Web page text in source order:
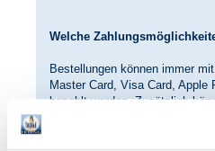
Welche
Bestellungen können immer
Master Card, Visa Card, Apple
bezahlt werden. Zusätzlich
postalisch versandt werden,